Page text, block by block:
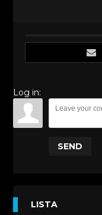
Log in:
SEND
LISTA